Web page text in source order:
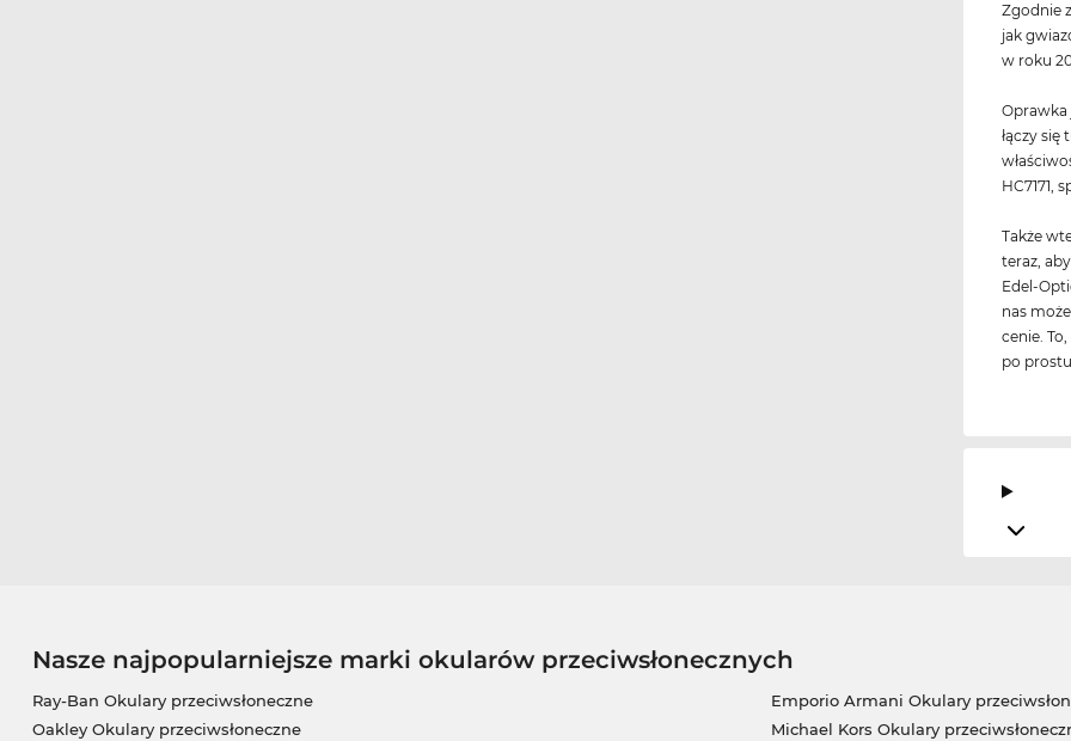
Zgodnie
jak
w roku
Oprawka
łączy
HC7171,
Także
teraz,
Edel-
nas
cenie.
po
Nasze najpopularniejsze marki okularów przeciwsłonecznych
Ray-Ban Okulary przeciwsłoneczne
Oakley Okulary przeciwsłoneczne
Emporio Armani Okulary
Michael Kors Okulary